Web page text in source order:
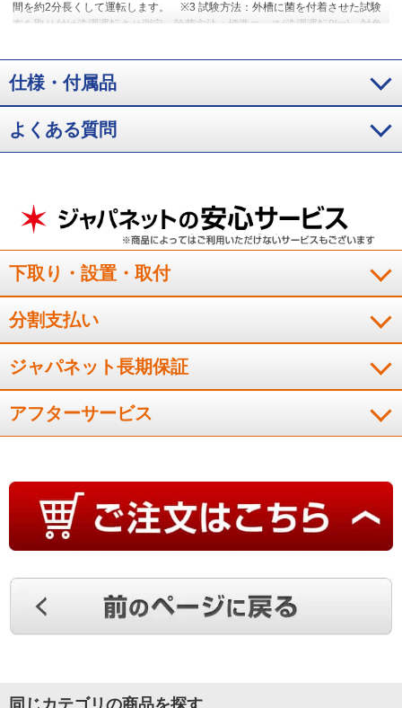
間を約2分長くして運転します。
※3 試験方法：外槽に菌を付着させた試験
布を取り付け洗濯運転させ測定、除菌方法：標準コース(洗濯運転8kg)、対象
仕様・付属品
よくある質問
下取り・設置・取付
分割支払い
ジャパネット長期保証
アフターサービス